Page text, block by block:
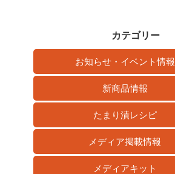
カテゴリー
お知らせ・イベント情報
新商品情報
たまり漬レシピ
メディア掲載情報
メディアキット